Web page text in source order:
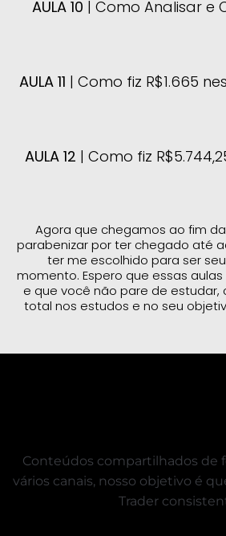
AULA 10 | Como Analisar e
AULA 11 | Como fiz R$1.665
AULA 12 | Como fiz
Agora que chegamos ao fim
parabenizar por ter chegado até
ter me escolhido para ser
momento. Espero que essas
e que você não pare de estudar,
total nos estudos e no seu
Conteúdos compartilhados de
vários canais, nosso objetivo é
Trader